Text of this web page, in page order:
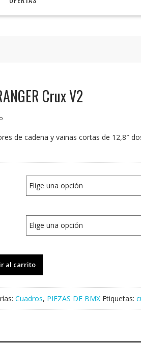
Crux V2
de cadena y vainas cortas de 12,8″
al carrito
Cuadros, PIEZAS DE BMX Etiquetas: